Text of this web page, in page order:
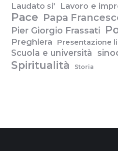
Laudato si' Lavoro e
Pace Papa
Pier Giorgio Frassati
Preghiera
Presentazione
Scuola e università
Spiritualità Storia